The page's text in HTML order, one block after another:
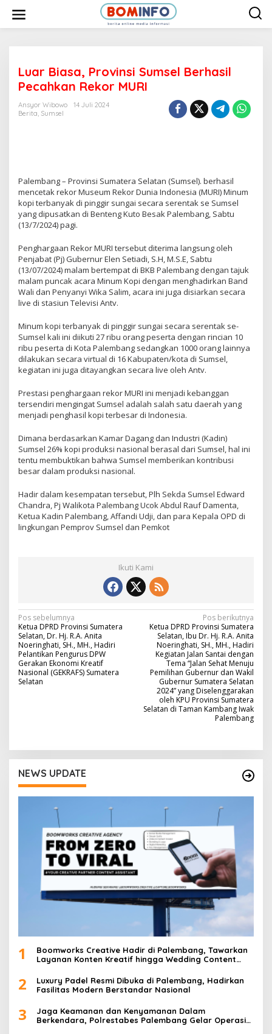
Luar Biasa, Provinsi Sumsel Berhasil
Pecahkan Rekor MURI
Ansyor Wibowo
14 Juli 2024
Berita, Sumsel
Palembang – Provinsi Sumatera Selatan (Sumsel). berhasil
mencetak rekor Museum Rekor Dunia Indonesia (MURI) Minum
kopi terbanyak di pinggir sungai secara serentak se Sumsel
yang dipusatkan di Benteng Kuto Besak Palembang, Sabtu
(13/7/2024) pagi.
Penghargaan Rekor MURI tersebut diterima langsung oleh
Penjabat (Pj) Gubernur Elen Setiadi, S.H, M.S.E, Sabtu
(13/07/2024) malam bertempat di BKB Palembang dengan tajuk
malam puncak acara Minum Kopi dengan menghadirkan Band
Wali dan Penyanyi Wika Salim, acara ini juga disiarkan secara
live di stasiun Televisi Antv.
Minum kopi terbanyak di pinggir sungai secara serentak se-
Sumsel kali ini diikuti 27 ribu orang peserta dengan rincian 10
ribu peserta di Kota Palembang sedangkan 1000 orang lainnya
dilakukan secara virtual di 16 Kabupaten/kota di Sumsel,
kegiatan ini juga ditayangkan secara live oleh Antv.
Prestasi penghargaan rekor MURI ini menjadi kebanggan
tersendiri mengingat Sumsel adalah salah satu daerah yang
menjadi penghasil kopi terbesar di Indonesia.
Dimana berdasarkan Kamar Dagang dan Industri (Kadin)
Sumsel 26% kopi produksi nasional berasal dari Sumsel, hal ini
tentu membuktikan bahwa Sumsel memberikan kontribusi
besar dalam produksi nasional.
Hadir dalam kesempatan tersebut, Plh Sekda Sumsel Edward
Chandra, Pj Walikota Palembang Ucok Abdul Rauf Damenta,
Ketua Kadin Palembang, Affandi Udji, dan para Kepala OPD di
lingkungan Pemprov Sumsel dan Pemkot
Ikuti Kami
N
a
v
i
g
p
o
s
Pos sebelumnya
Ketua DPRD Provinsi Sumatera
Selatan, Dr. Hj. R.A. Anita
Noeringhati, SH., MH., Hadiri
Pelantikan Pengurus DPW
Gerakan Ekonomi Kreatif
Nasional (GEKRAFS) Sumatera
Selatan
Pos berikutnya
Ketua DPRD Provinsi Sumatera
Selatan, Ibu Dr. Hj. R.A. Anita
Noeringhati, SH., MH., Hadiri
Kegiatan Jalan Santai dengan
Tema “Jalan Sehat Menuju
Pemilihan Gubernur dan Wakil
Gubernur Sumatera Selatan
2024” yang Diselenggarakan
oleh KPU Provinsi Sumatera
Selatan di Taman Kambang Iwak
Palembang
NEWS UPDATE
1
Boomworks Creative Hadir di Palembang, Tawarkan
Layanan Konten Kreatif hingga Wedding Content
2
Luxury Padel Resmi Dibuka di Palembang, Hadirkan
Fasilitas Modern Berstandar Nasional
3
Jaga Keamanan dan Kenyamanan Dalam
Berkendara, Polrestabes Palembang Gelar Operasi